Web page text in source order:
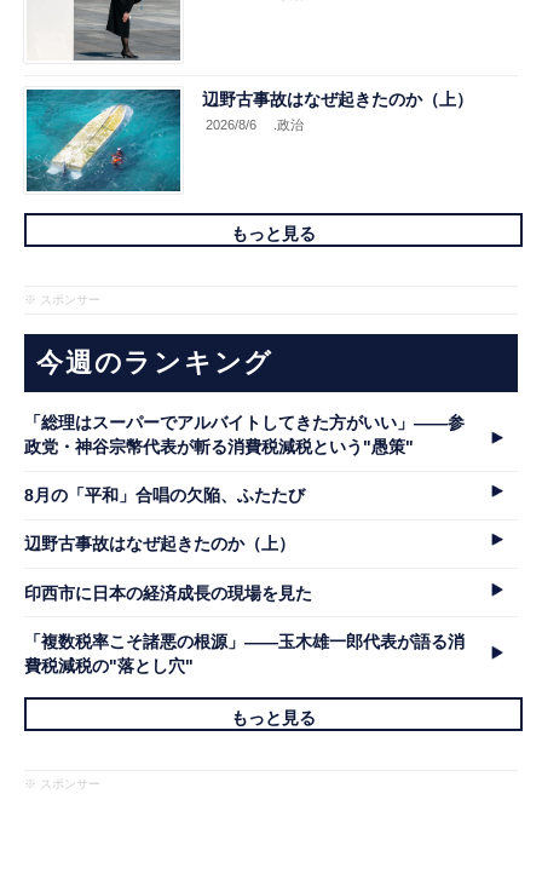
辺野古事故はなぜ起きたのか（上）
2026/8/6 .政治
もっと見る
※ スポンサー
今週のランキング
「総理はスーパーでアルバイトしてきた方がいい」――参
政党・神谷宗幣代表が斬る消費税減税という"愚策"
8月の「平和」合唱の欠陥、ふたたび
辺野古事故はなぜ起きたのか（上）
印西市に日本の経済成長の現場を見た
「複数税率こそ諸悪の根源」――玉木雄一郎代表が語る消
費税減税の"落とし穴"
もっと見る
※ スポンサー